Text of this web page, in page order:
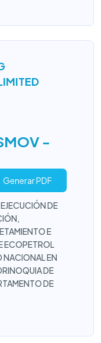
-
Generar PDF
DE
E
ECOPETROL
NACIONAL EN
DE
DE